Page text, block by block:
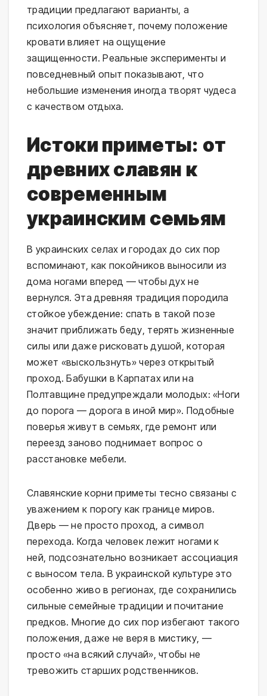
традиции предлагают варианты, а
психология объясняет, почему положение
кровати влияет на ощущение
защищенности. Реальные эксперименты и
повседневный опыт показывают, что
небольшие изменения иногда творят чудеса
с качеством отдыха.
Истоки приметы: от
древних славян к
современным
украинским семьям
В украинских селах и городах до сих пор
вспоминают, как покойников выносили из
дома ногами вперед — чтобы дух не
вернулся. Эта древняя традиция породила
стойкое убеждение: спать в такой позе
значит приближать беду, терять жизненные
силы или даже рисковать душой, которая
может «выскользнуть» через открытый
проход. Бабушки в Карпатах или на
Полтавщине предупреждали молодых: «Ноги
до порога — дорога в иной мир». Подобные
поверья живут в семьях, где ремонт или
переезд заново поднимает вопрос о
расстановке мебели.
Славянские корни приметы тесно связаны с
уважением к порогу как границе миров.
Дверь — не просто проход, а символ
перехода. Когда человек лежит ногами к
ней, подсознательно возникает ассоциация
с выносом тела. В украинской культуре это
особенно живо в регионах, где сохранились
сильные семейные традиции и почитание
предков. Многие до сих пор избегают такого
положения, даже не веря в мистику, —
просто «на всякий случай», чтобы не
тревожить старших родственников.